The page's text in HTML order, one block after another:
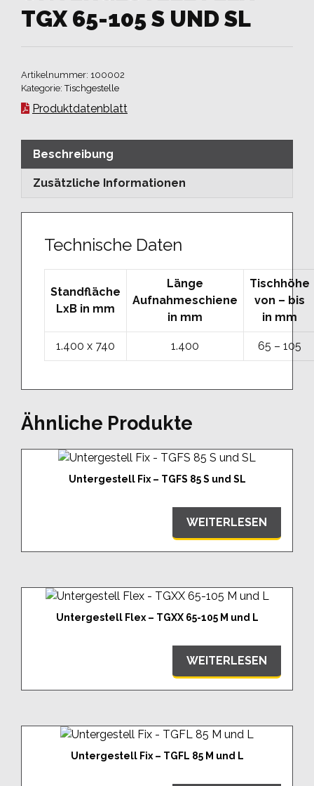
TGX 65-105 S UND SL
Artikelnummer: 100002
Kategorie:Tischgestelle
Produktdatenblatt
Beschreibung
Zusätzliche Informationen
Technische Daten
Standfläche
LxB in mm
Länge
Aufnahmeschiene
in mm
Tischhöhe
von – bis
in mm
1.400 x 740 1.400 65 – 105
Ähnliche Produkte
Untergestell Fix – TGFS 85 S und SL
WEITERLESEN
Untergestell Flex – TGXX 65-105 M und L
WEITERLESEN
Untergestell Fix – TGFL 85 M und L